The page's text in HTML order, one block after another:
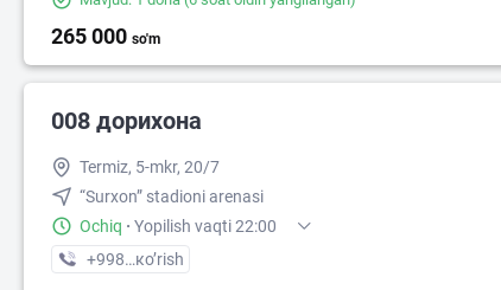
265 000 so'm
008 дорихона
Termiz, 5-mkr, 20/7
“Surxon” stadioni arenasi
Ochiq · Yopilish vaqti 22:00
+998 (90) XXX-XX-XX
кo’rish